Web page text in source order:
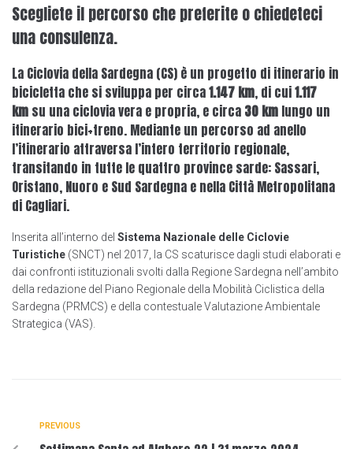
Scegliete il percorso che preferite o chiedeteci
una consulenza.
La Ciclovia della Sardegna (CS) è un progetto di itinerario in
bicicletta che si sviluppa per circa1.147 km, di cui1.117
km su una ciclovia vera e propria, e circa 30 km lungo un
itinerario bici+treno. Mediante un percorso ad anello
l’itinerario attraversa l’intero territorio regionale,
transitando in tutte le quattro province sarde: Sassari,
Oristano, Nuoro e Sud Sardegna e nella Città Metropolitana
di Cagliari.
Inserita all’interno del Sistema Nazionale delle Ciclovie
Turistiche (SNCT) nel 2017, la CS scaturisce dagli studi elaborati e
dai confronti istituzionali svolti dalla Regione Sardegna nell’ambito
della redazione del Piano Regionale della Mobilità Ciclistica della
Sardegna (PRMCS) e della contestuale Valutazione Ambientale
Strategica (VAS).
PREVIOUS